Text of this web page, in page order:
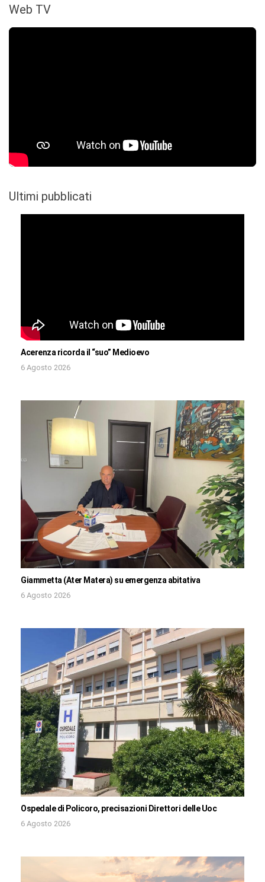
Web TV
Ultimi pubblicati
Acerenza ricorda il “suo” Medioevo
6 Agosto 2026
Giammetta (Ater Matera) su emergenza abitativa
6 Agosto 2026
Ospedale di Policoro, precisazioni Direttori delle Uoc
6 Agosto 2026